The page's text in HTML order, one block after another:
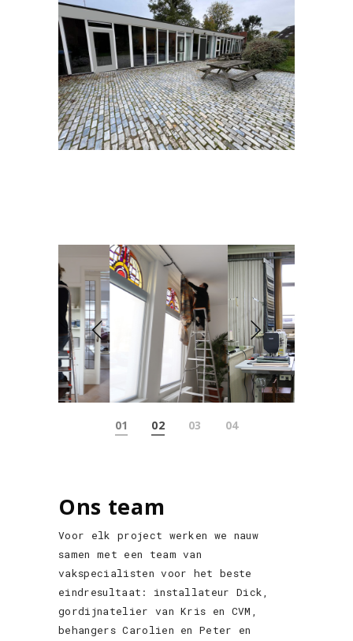
Ons team
Voor elk project werken we nauw
samen met een team van
vakspecialisten voor het beste
eindresultaat: installateur Dick,
gordijnatelier van Kris en CVM,
behangers Carolien en Peter en